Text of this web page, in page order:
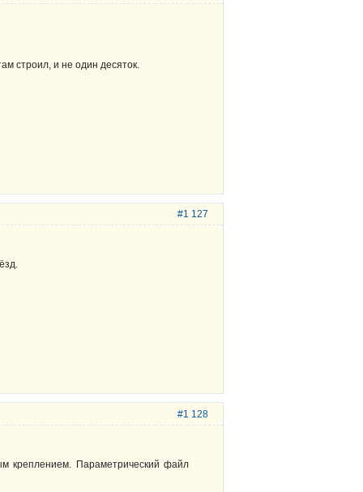
строил, и не один десяток.
#1 127
#1 128
креплением. Параметрический файл